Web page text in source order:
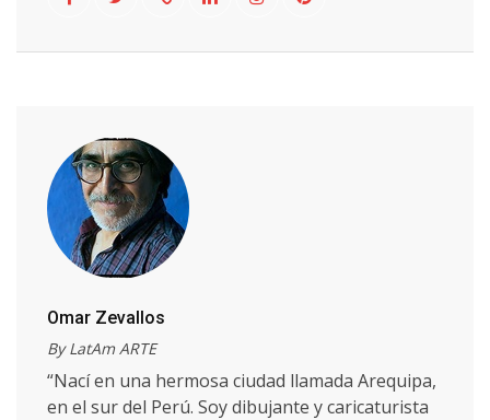
Omar Zevallos
By LatAm ARTE
“Nací en una hermosa ciudad llamada Arequipa,
en el sur del Perú. Soy dibujante y caricaturista